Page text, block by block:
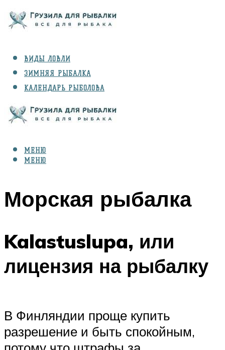
ВИДЫ ЛОВЛИ
ЗИМНЯЯ РЫБАЛКА
КАЛЕНДАРЬ РЫБОЛОВА
СНАРЯЖЕНИЕ
МЕНЮ
МЕНЮ
Морская рыбалка
Kalastuslupa, или
лицензия на рыбалку
В Финляндии проще купить
разрешение и быть спокойным,